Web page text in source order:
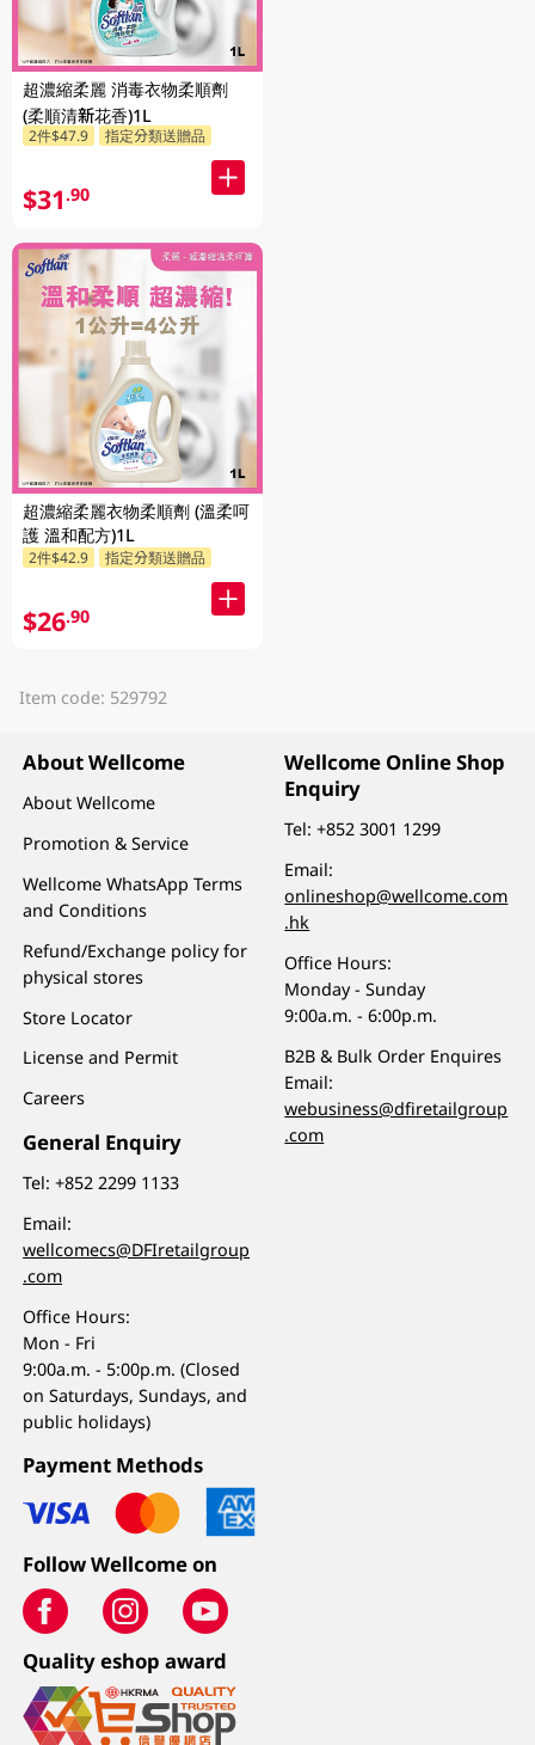
超濃縮柔麗 消毒衣物柔順劑
(柔順清新花香)1L
2件$47.9 指定分類送贈品
$31.90
超濃縮柔麗衣物柔順劑 (溫柔呵
護 溫和配方)1L
2件$42.9 指定分類送贈品
$26.90
Item code: 529792
About Wellcome
About Wellcome
Promotion & Service
Wellcome WhatsApp Terms
and Conditions
Refund/Exchange policy for
physical stores
Store Locator
License and Permit
Careers
General Enquiry
Tel:+852 2299 1133
Email:
wellcomecs@DFIretailgroup
.com
Office Hours:
Mon - Fri
9:00a.m. - 5:00p.m. (Closed
on Saturdays, Sundays, and
public holidays)
Wellcome Online Shop
Enquiry
Tel:+852 3001 1299
Email:
onlineshop@wellcome.com
.hk
Office Hours:
Monday - Sunday
9:00a.m. - 6:00p.m.
B2B & Bulk Order Enquires
Email:
webusiness@dfiretailgroup
.com
Payment Methods
Follow Wellcome on
Quality eshop award